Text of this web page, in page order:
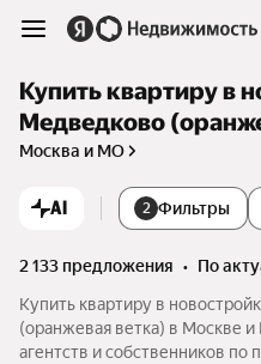
Купить квартиру в
Медведково
Москва и МО
AI 2 Фильтры
2 133 предложения •
по
Купить квартиру в
(оранжевая ветка) в Москве
агентств и собственников по